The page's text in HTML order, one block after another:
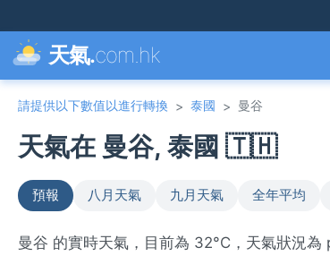
天氣.com.hk
請提供以下數值以進行轉換 > 泰國 > 曼谷
天氣在 曼谷, 泰國 🇹🇭
預報 八月天氣 九月天氣 全年平均
曼谷 的實時天氣，目前為 32°C，天氣狀況